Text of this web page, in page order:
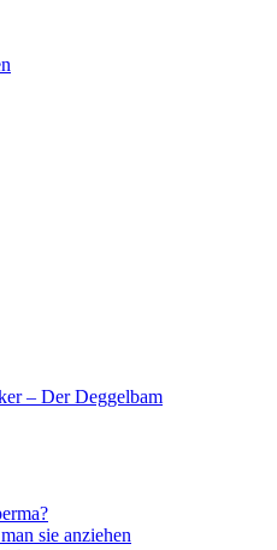
– Der Deggelbam
sie anziehen